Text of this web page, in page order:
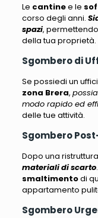
Le cantinee le
corso degli anni.
spazi,
della tua proprietà.
Sgombero di
Se possiedi un
zona Brera,
modo rapido ed
delle tue attività.
Sgombero
Dopo una
materiali di scarto
smaltimentodi
appartamento
Sgombero